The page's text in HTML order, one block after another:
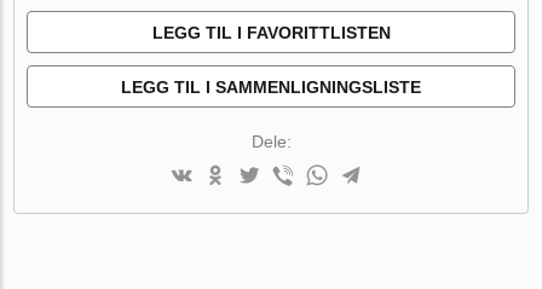
LEGG TIL I FAVORITTLISTEN
LEGG TIL I SAMMENLIGNINGSLISTE
Dele: